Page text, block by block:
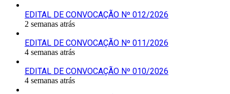
EDITAL DE CONVOCAÇÃO Nº 012/2026
2 semanas atrás
EDITAL DE CONVOCAÇÃO Nº 011/2026
4 semanas atrás
EDITAL DE CONVOCAÇÃO Nº 010/2026
4 semanas atrás